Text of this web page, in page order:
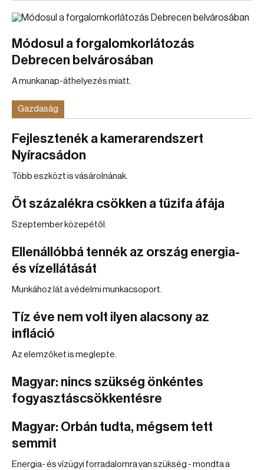
Módosul a forgalomkorlátozás
Debrecen belvárosában
A munkanap-áthelyezés miatt.
Gazdaság
Fejlesztenék a kamerarendszert
Nyíracsádon
Több eszközt is vásárolnának.
Öt százalékra csökken a tűzifa áfája
Szeptember közepétől.
Ellenállóbbá tennék az ország energia-
és vízellátását
Munkához lát a védelmi munkacsoport.
Tíz éve nem volt ilyen alacsony az
infláció
Az elemzőket is meglepte.
Magyar: nincs szükség önkéntes
fogyasztáscsökkentésre
Magyar: Orbán tudta, mégsem tett
semmit
Energia- és vízügyi forradalomra van szükség - mondta a